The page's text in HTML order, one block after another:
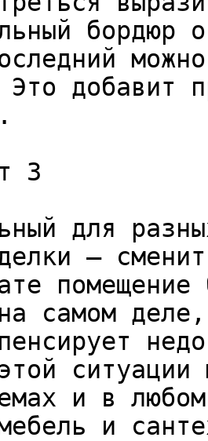
бордюр
добавит
3
для
–
самом
ситуации
и в
и